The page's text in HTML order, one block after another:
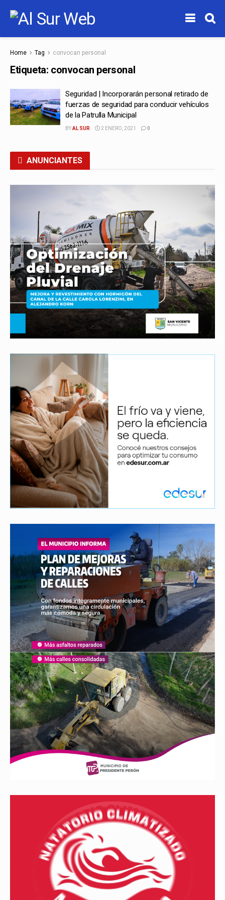
Home Tag convocan personal
Etiqueta: convocan personal
Seguridad | Incorporarán personal retirado de
fuerzas de seguridad para conducir vehículos
de la Patrulla Municipal
BYAL SUR 2 ENERO, 2021 0
ANUNCIANTES